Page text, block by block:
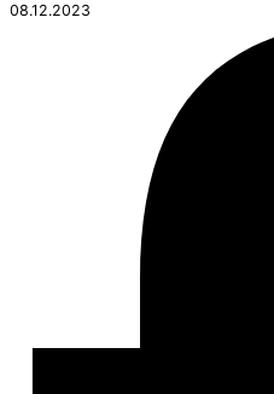
08.12.2023